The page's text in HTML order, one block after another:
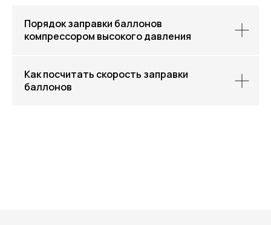
Порядок заправки баллонов
компрессором высокого давления
Как посчитать скорость заправки
баллонов